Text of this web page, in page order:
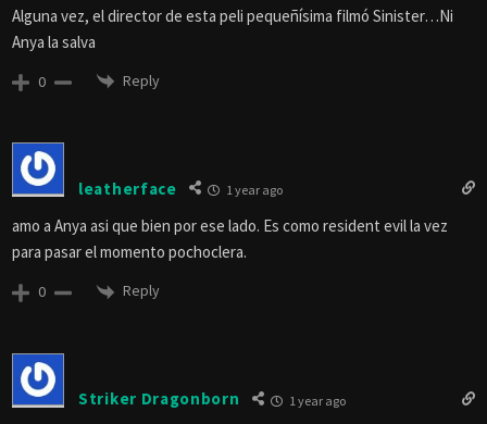
Alguna vez, el director de esta peli pequeñísima filmó Sinister…Ni
Anya la salva
0 Reply
leatherface 1 year ago
amo a Anya asi que bien por ese lado. Es como resident evil la vez
para pasar el momento pochoclera.
0 Reply
Striker Dragonborn 1 year ago